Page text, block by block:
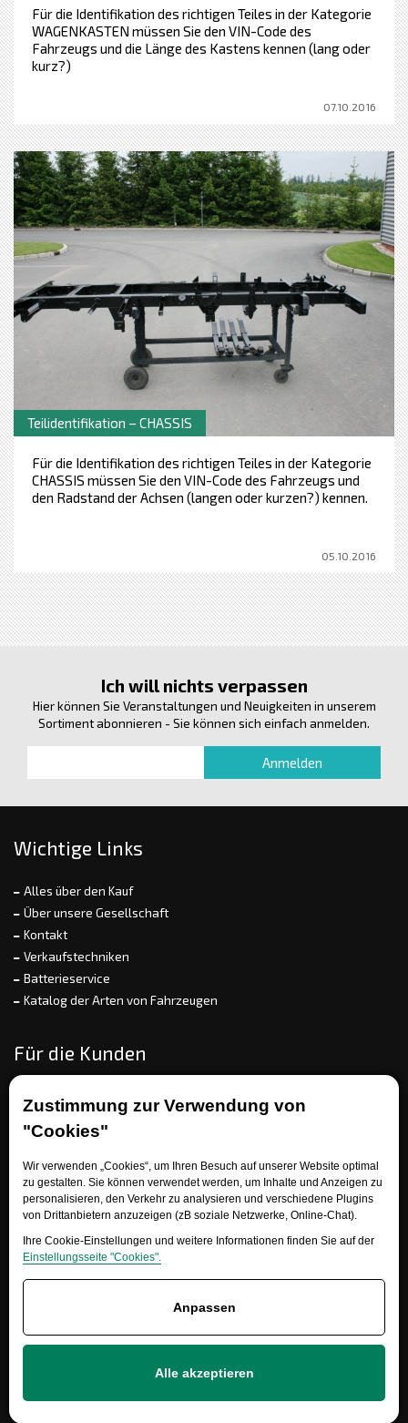
Zustimmung zur Verwendung von
"Cookies"
Wir verwenden „Cookies“, um Ihren Besuch auf unserer Website optimal
zu gestalten. Sie können verwendet werden, um Inhalte und Anzeigen zu
personalisieren, den Verkehr zu analysieren und verschiedene Plugins
von Drittanbietern anzuzeigen (zB soziale Netzwerke, Online-Chat).
Ihre Cookie-Einstellungen und weitere Informationen finden Sie auf der
Einstellungsseite "Cookies".
Anpassen
Alle akzeptieren
Für die Identifikation des richtigen Teiles in der Kategorie
WAGENKASTEN müssen Sie den VIN-Code des
Fahrzeugs und die Länge des Kastens kennen (lang oder
kurz?)
07.10.2016
Teilidentifikation – CHASSIS
Für die Identifikation des richtigen Teiles in der Kategorie
CHASSIS müssen Sie den VIN-Code des Fahrzeugs und
den Radstand der Achsen (langen oder kurzen?) kennen.
05.10.2016
Ich will nichts verpassen
Hier können Sie Veranstaltungen und Neuigkeiten in unserem
Sortiment abonnieren - Sie können sich einfach anmelden.
Wichtige Links
Alles über den Kauf
Über unsere Gesellschaft
Kontakt
Verkaufstechniken
Batterieservice
Katalog der Arten von Fahrzeugen
Für die Kunden
Wie bestellen
Zahlungs- und Lieferungsoptionen
Umtausch oder Warenrückgabe
Reklamation
Allgemeine Geschäftsbedingungen
Referenz
Brauchen Sie Rat?